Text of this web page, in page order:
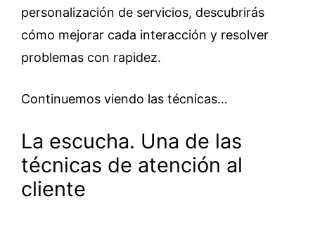
personalización de servicios, descubrirás
cómo mejorar cada interacción y resolver
problemas con rapidez.
Continuemos viendo las técnicas…
La escucha. Una de las
técnicas de atención al
cliente